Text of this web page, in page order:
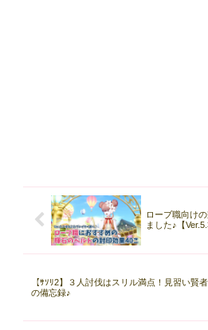
ローブ職向け
ました♪【
【ｻｿﾘ2】３人討伐はスリル満点！見習い賢者
の備忘録♪